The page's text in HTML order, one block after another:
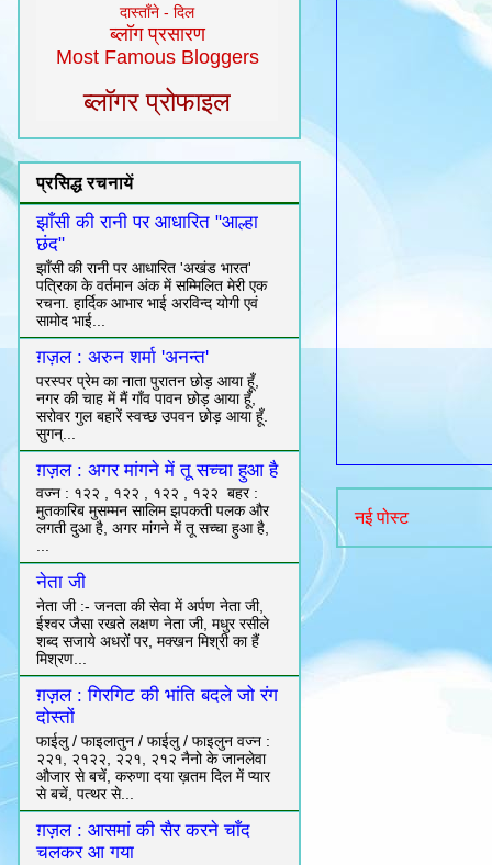
नई पोस्ट
दास्ताँने - दिल
ब्लॉग प्रसारण
Most Famous Bloggers
ब्लॉगर प्रोफाइल
प्रसिद्ध रचनायें
झाँसी की रानी पर आधारित "आल्हा
छंद"
झाँसी की रानी पर आधारित 'अखंड भारत'
पत्रिका के वर्तमान अंक में सम्मिलित मेरी एक
रचना. हार्दिक आभार भाई अरविन्द योगी एवं
सामोद भाई...
ग़ज़ल : अरुन शर्मा 'अनन्त'
परस्पर प्रेम का नाता पुरातन छोड़ आया हूँ,
नगर की चाह में मैं गाँव पावन छोड़ आया हूँ,
सरोवर गुल बहारें स्वच्छ उपवन छोड़ आया हूँ.
सुगन्...
ग़ज़ल : अगर मांगने में तू सच्चा हुआ है
वज्न : १२२ , १२२ , १२२ , १२२ बहर :
मुतकारिब मुसम्मन सालिम झपकती पलक और
लगती दुआ है, अगर मांगने में तू सच्चा हुआ है,
...
नेता जी
नेता जी :- जनता की सेवा में अर्पण नेता जी,
ईश्वर जैसा रखते लक्षण नेता जी, मधुर रसीले
शब्द सजाये अधरों पर, मक्खन मिश्री का हैं
मिश्रण...
ग़ज़ल : गिरगिट की भांति बदले जो रंग
दोस्तों
फाईलु / फाइलातुन / फाईलु / फाइलुन वज्न :
२२१, २१२२, २२१, २१२ नैनो के जानलेवा
औजार से बचें, करुणा दया ख़तम दिल में प्यार
से बचें, पत्थर से...
ग़ज़ल : आसमां की सैर करने चाँद
चलकर आ गया